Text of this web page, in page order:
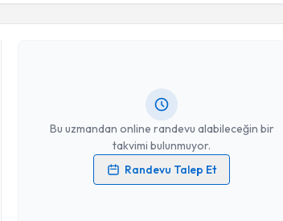
Takvim Talebini Gönder
Bu uzmandan online randevu alabileceğin bir
takvimi bulunmuyor.
Randevu Talep Et
Aile Danışmanı İrem Nair
Kişisel verilerimin işlenmesine ilişkinAydınlatma Metni